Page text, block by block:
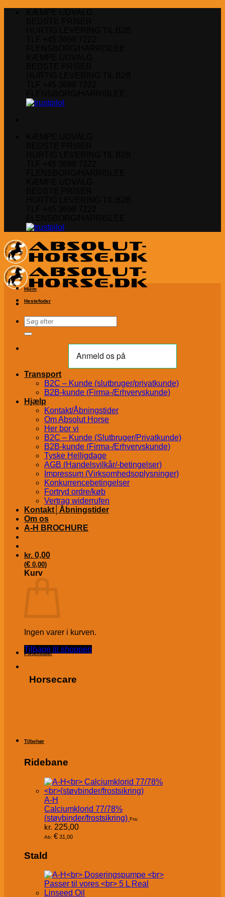
Søg
efter:
Transport
B2C – Kunde (slutbruger/privatkunde)
B2B-kunde (Firma-/Erhvervskunde)
Hjælp
Kontakt/Åbningstider
Om Absolut Horse
Her bor vi
B2C – Kunde (Slutbruger/Privatkunde)
B2B-kunde (Firma-/Erhvervskunde)
Tyske Helligdage
AGB (Handelsvilkår/-betingelser)
Impressum (Virksomhedsoplysninger)
Konkurrencebetingelser
Fortryd ordre/køb
Vertrag widerrufen
Kontakt│Åbningstider
Om os
A-H BROCHURE
kr. 0,00
(€ 0,00)
Kurv
Ingen varer i kurven.
Tilbage til shoppen
Hjem
Hestefoder
Plejemidler
Horsecare
Tilbehør
Ridebane
A-H
Calciumklorid 77/78%
(støvbinder/frostsikring) Fra:
kr. 225,00
Ab: € 31,00
Stald